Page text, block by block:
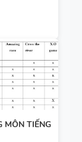
MÔN TIẾNG